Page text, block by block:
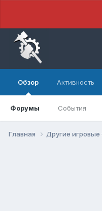
Обзор
Форумы События
Активность
Главная Другие